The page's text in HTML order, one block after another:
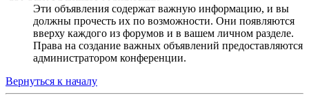
Эти объявления содержат важную информацию, и вы
должны прочесть их по возможности. Они появляются
вверху каждого из форумов и в вашем личном разделе.
Права на создание важных объявлений предоставляются
администратором конференции.
Вернуться к началу